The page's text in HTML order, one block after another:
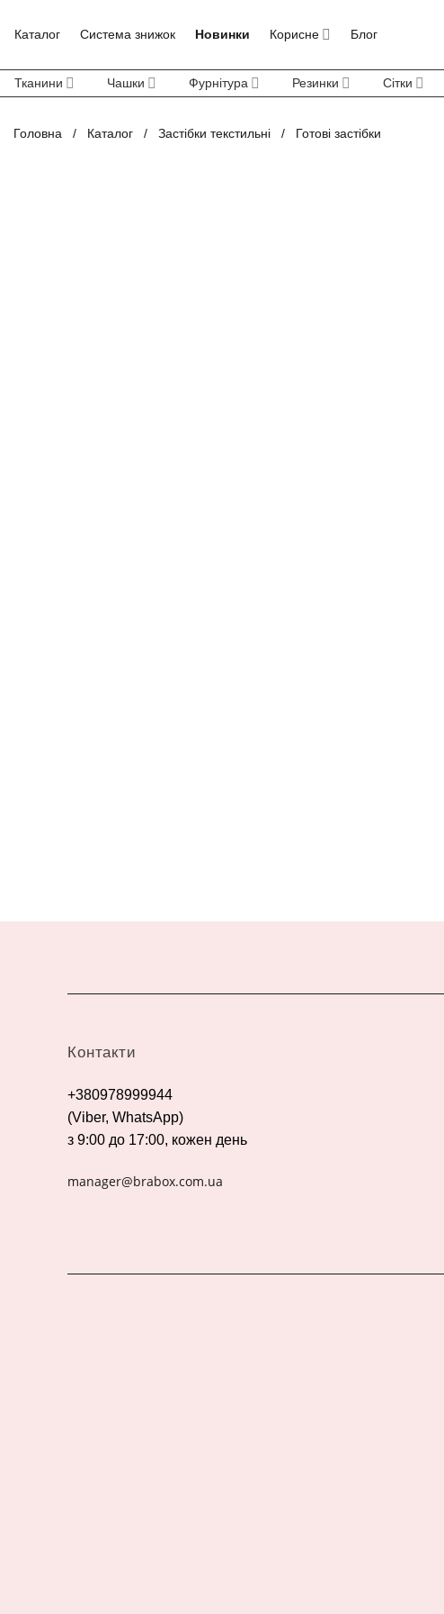
Каталог Система знижок Новинки Корисне Блог
Тканини Чашки Фурнітура Резинки Сітки
Головна / Каталог / Застібки текстильні / Готові застібки
Контакти
+380978999944
(Viber, WhatsApp)
з 9:00 до 17:00, кожен день
manager@brabox.com.ua